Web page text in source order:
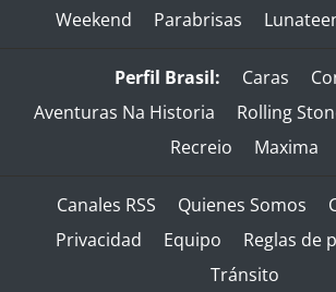
Weekend
Parabrisas
Perfil Brasil: Caras
Aventuras Na Historia
Rolling
Recreio
Maxima
Canales RSS Quienes Somos
Privacidad
Equipo
Reglas de
Tránsito